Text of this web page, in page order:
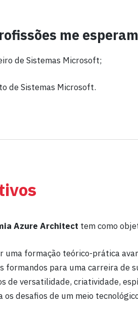
me
de Sistemas Microsoft;
de Sistemas Microsoft.
Azure Architect tem como
uma formação teórico-prática
formandos para uma carreira de
de versatilidade, criatividade,
os desafios de um meio